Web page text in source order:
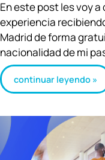
En este post les voy
experiencia
Madrid de forma
nacionalidad de mi
continuar leyendo »